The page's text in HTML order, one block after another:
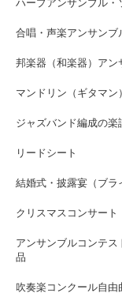
ハープアンサンブル・
合唱・声楽アンサンブ
邦楽器（和楽器）アン
マンドリン（ギタマン
ジャズバンド編成の楽
リードシート
結婚式・披露宴（ブ
クリスマスコンサー
アンサンブルコンテ
品
吹奏楽コンクール自